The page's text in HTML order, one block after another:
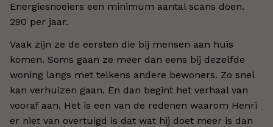
Energiesnoeiers een minimum aantal scans doen.
290 per jaar.
Vaak zijn ze de eersten die bij mensen aan huis
komen. Soms gaan ze meer dan eens bij dezelfde
woning langs met telkens andere bewoners. Zo snel
kan verhuizen gaan. En dan begint het verhaal van
vooraf aan. Het is een van de redenen waarom Henri
er niet van overtuigd is dat wat hij doet meer is dan